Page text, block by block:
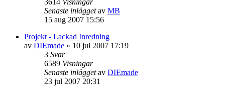
Senaste inläggetav MB
15 aug 2007 15:56
Projekt - Lackad Inredning
av DIEmade » 10 jul 2007 17:19
3 Svar
6589 Visningar
Senaste inläggetav DIEmade
23 jul 2007 20:31